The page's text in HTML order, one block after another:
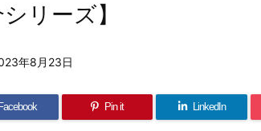
リーズ】
年8月23日
Facebook Pin it LinkedIn